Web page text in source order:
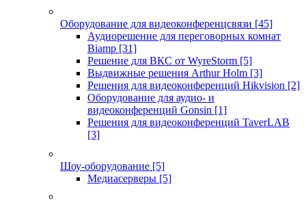
Оборудование для видеоконференцсвязи [45]
Аудиорешение для переговорных комнат
Biamp [31]
Решение для ВКС от WyreStorm [5]
Выдвижные решения Arthur Holm [3]
Решения для видеоконференций Hikvision [2]
Оборудование для аудио- и
видеоконференций Gonsin [1]
Решения для видеоконференций TaverLAB
[3]
Шоу-оборудование [5]
Медиасерверы [5]